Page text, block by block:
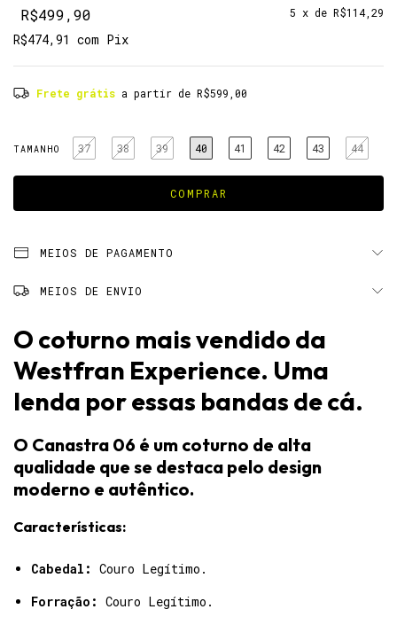
R$499,90 5 x de R$114,29
R$474,91 com Pix
Frete grátis a partir de R$599,00
TAMANHO 37 38 39 40 41 42 43 44
MEIOS DE PAGAMENTO
MEIOS DE ENVIO
O coturno mais vendido da
Westfran Experience. Uma
lenda por essas bandas de cá.
O Canastra 06 é um coturno de alta
qualidade que se destaca pelo design
moderno e autêntico.
Características:
Cabedal: Couro Legítimo.
Forração: Couro Legítimo.